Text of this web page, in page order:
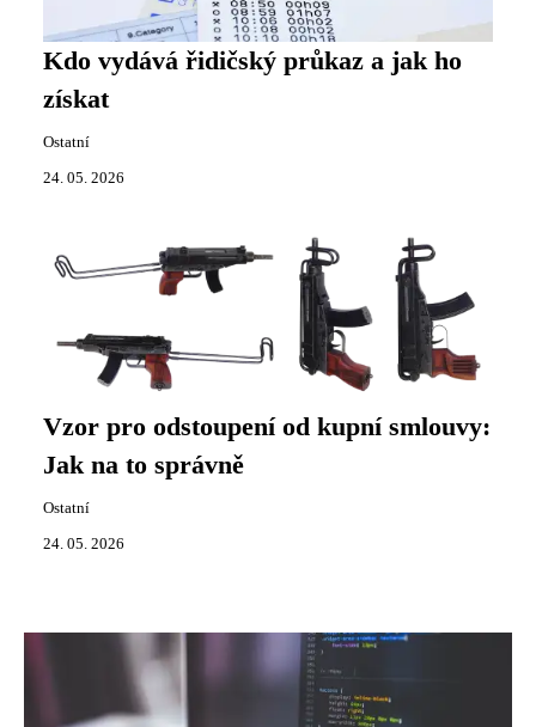
Kdo vydává řidičský průkaz a jak ho
získat
Ostatní
24. 05. 2026
Vzor pro odstoupení od kupní smlouvy:
Jak na to správně
Ostatní
24. 05. 2026